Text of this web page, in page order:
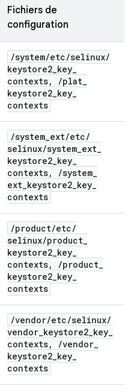
Fichiers de
configuration
/system/etc/selinux/
keystore2_key_
contexts, /plat_
keystore2_key_
contexts
/system_ext/etc/
selinux/system_ext_
keystore2_key_
contexts, /system_
ext_keystore2_key_
contexts
/product/etc/
selinux/product_
keystore2_key_
contexts, /product_
keystore2_key_
contexts
/vendor/etc/selinux/
vendor_keystore2_key_
contexts, /vendor_
keystore2_key_
contexts